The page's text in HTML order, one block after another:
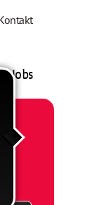
Jobs